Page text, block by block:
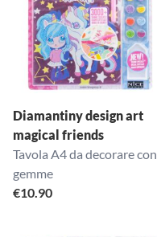
Diamantiny design art
magical friends
Tavola A4 da decorare con
gemme
€10.90